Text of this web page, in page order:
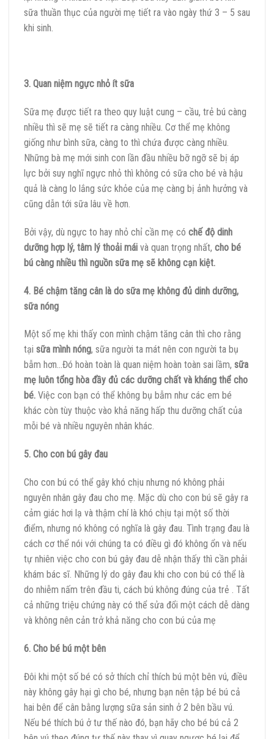
sữa thuần thục của người mẹ tiết ra vào ngày thứ 3 – 5 sau
khi sinh.
3. Quan niệm ngực nhỏ ít sữa
Sữa mẹ được tiết ra theo quy luật cung – cầu, trẻ bú càng
nhiều thì sẽ mẹ sẽ tiết ra càng nhiều. Cơ thể mẹ không
giống như bình sữa, càng to thì chứa được càng nhiều.
Những bà mẹ mới sinh con lần đầu nhiều bỡ ngỡ sẽ bị áp
lực bởi suy nghĩ ngực nhỏ thì không có sữa cho bé và hậu
quả là càng lo lắng sức khỏe của mẹ càng bị ảnh hưởng và
cũng dẫn tới sữa lâu về hơn.
Bởi vậy, dù ngực to hay nhỏ chỉ cần mẹ có chế độ dinh
dưỡng hợp lý, tâm lý thoải mái và quan trọng nhất, cho bé
bú càng nhiều thì nguồn sữa mẹ sẽ không cạn kiệt.
4. Bé chậm tăng cân là do sữa mẹ không đủ dinh dưỡng,
sữa nóng
Một số mẹ khi thấy con mình chậm tăng cân thì cho rằng
tại sữa mình nóng, sữa người ta mát nên con người ta bụ
bẫm hơn…Đó hoàn toàn là quan niệm hoàn toàn sai lầm, sữa
mẹ luôn tổng hòa đầy đủ các dưỡng chất và kháng thể cho
bé. Việc con bạn có thể không bụ bẫm như các em bé
khác còn tùy thuộc vào khả năng hấp thu dưỡng chất của
mỗi bé và nhiều nguyên nhân khác.
5. Cho con bú gây đau
Cho con bú có thể gây khó chịu nhưng nó không phải
nguyên nhân gây đau cho mẹ. Mặc dù cho con bú sẽ gây ra
cảm giác hơi lạ và thậm chí là khó chịu tại một số thời
điểm, nhưng nó không có nghĩa là gây đau. Tình trạng đau là
cách cơ thể nói với chúng ta có điều gì đó không ổn và nếu
tự nhiên việc cho con bú gây đau dễ nhận thấy thì cần phải
khám bác sĩ. Những lý do gây đau khi cho con bú có thể là
do nhiễm nấm trên đầu ti, cách bú không đúng của trẻ . Tất
cả những triệu chứng này có thể sửa đổi một cách dễ dàng
và không nên cản trở khả năng cho con bú của mẹ
6. Cho bé bú một bên
Đôi khi một số bé có sở thích chỉ thích bú một bên vú, điều
này không gây hại gì cho bé, nhưng bạn nên tập bé bú cả
hai bên để cân bằng lượng sữa sản sinh ở 2 bên bầu vú.
Nếu bé thích bú ở tư thế nào đó, bạn hãy cho bé bú cả 2